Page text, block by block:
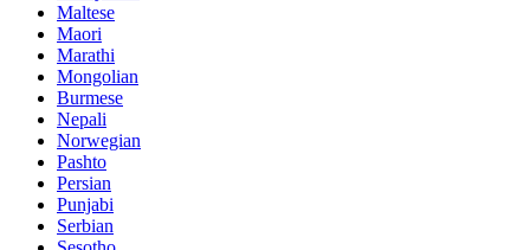
Maltese
Maori
Marathi
Mongolian
Burmese
Nepali
Norwegian
Pashto
Persian
Punjabi
Serbian